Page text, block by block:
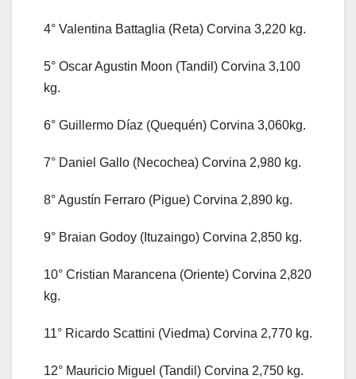
4° Valentina Battaglia (Reta) Corvina 3,220 kg.
5° Oscar Agustin Moon (Tandil) Corvina 3,100
kg.
6° Guillermo Díaz (Quequén) Corvina 3,060kg.
7° Daniel Gallo (Necochea) Corvina 2,980 kg.
8° Agustín Ferraro (Pigue) Corvina 2,890 kg.
9° Braian Godoy (Ituzaingo) Corvina 2,850 kg.
10° Cristian Marancena (Oriente) Corvina 2,820
kg.
11° Ricardo Scattini (Viedma) Corvina 2,770 kg.
12° Mauricio Miguel (Tandil) Corvina 2,750 kg.